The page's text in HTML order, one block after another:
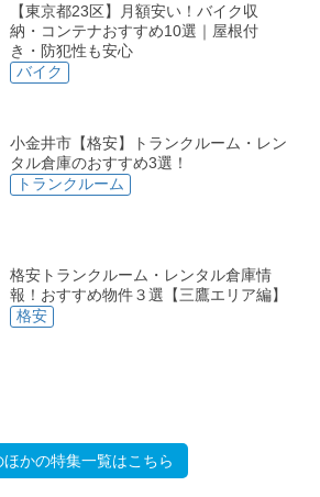
【東京都23区】月額安い！バイク収
納・コンテナおすすめ10選｜屋根付
き・防犯性も安心
バイク
小金井市【格安】トランクルーム・レン
タル倉庫のおすすめ3選！
トランクルーム
格安トランクルーム・レンタル倉庫情
報！おすすめ物件３選【三鷹エリア編】
格安
ほかの特集一覧はこちら